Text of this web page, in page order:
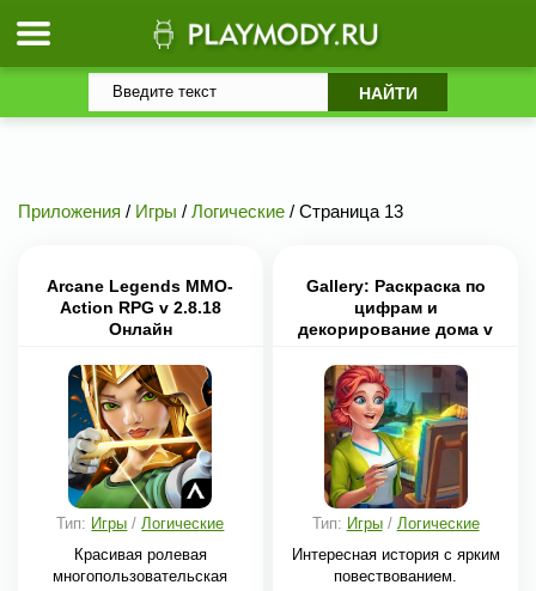
Приложения / Игры / Логические / Страница 13
Arcane Legends MMO-
Action RPG v 2.8.18
Онлайн
Тип: Игры /Логические
Красивая ролевая
многопользовательская
Gallery: Раскраска по
цифрам и
декорирование дома v
денег
Тип: Игры/ Логические
Интересная история с ярким
повествованием.